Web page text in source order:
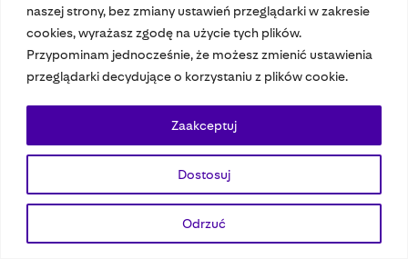
naszej strony, bez zmiany ustawień przeglądarki w zakresie
cookies, wyrażasz zgodę na użycie tych plików.
Przypominam jednocześnie, że możesz zmienić ustawienia
przeglądarki decydujące o korzystaniu z plików cookie.
Dostosuj
Odrzuć
Zaakceptuj